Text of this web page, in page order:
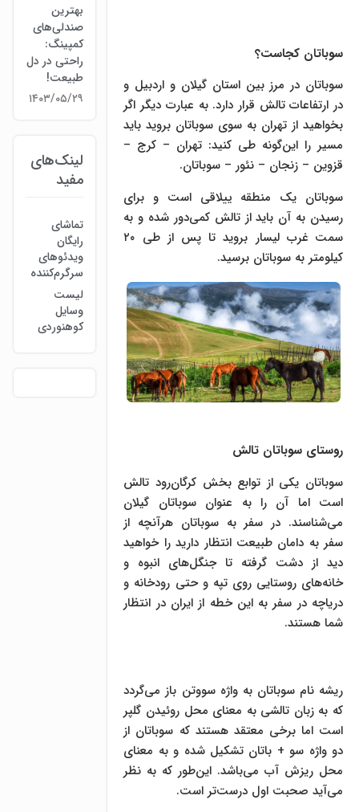
سوباتان کجاست؟
سوباتان در مرز بین استان گیلان و اردبیل و
در ارتفاعات تالش قرار دارد. به عبارت دیگر اگر
بخواهید از تهران به سوی سوباتان بروید باید
مسیر را این‌گونه طی کنید: تهران – کرج –
قزوین – زنجان – نئور – سوباتان.
سوباتان یک منطقه ییلاقی است و برای
رسیدن به آن باید از تالش کمی‌دور شده و به
سمت غرب لیسار بروید تا پس از طی ۲۰
کیلومتر به سوباتان برسید.
روستای سوباتان تالش
سوباتان یکی از توابع بخش کرگان‌رود تالش
است اما آن را به عنوان سوباتان گیلان
می‌شناسند. در سفر به سوباتان هرآنچه از
سفر به دامان طبیعت انتظار دارید را خواهید
دید از دشت گرفته تا جنگل‌های انبوه و
خانه‌های روستایی روی تپه و حتی رودخانه و
دریاچه در سفر به این خطه از ایران در انتظار
شما هستند.
ریشه نام سوباتان به واژه سووتن باز می‌گردد
که به زبان تالشی به معنای محل روئیدن گلپر
است اما برخی معتقد هستند که سوباتان از
دو واژه سو + باتان تشکیل شده و به معنای
محل ریزش آب می‌باشد. این‌طور که به نظر
می‌‌آید صحبت اول درست‌تر است.
بهترین
صندلی‌های
کمپینگ:
راحتی در دل
طبیعت!
۱۴۰۳/۰۵/۲۹
لینک‌های
مفید
تماشای
رایگان
ویدئوهای
سرگرم‌کننده
لیست
وسایل
کوهنوردی